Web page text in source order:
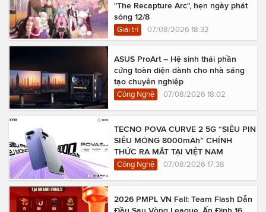
"The Recapture Arc", hẹn ngày phát
sóng 12/8
Giải trí 07/08/2026 18:32
ASUS ProArt – Hệ sinh thái phần
cứng toàn diện dành cho nhà sáng
tạo chuyên nghiệp
Công Nghệ 07/08/2026 18:02
TECNO POVA CURVE 2 5G “SIÊU PIN
SIÊU MỎNG 8000mAh” CHÍNH
THỨC RA MẮT TẠI VIỆT NAM
Công Nghệ 07/08/2026 17:38
2026 PMPL VN Fall: Team Flash Dẫn
Đầu Sau Vòng League, Ấn Định 16